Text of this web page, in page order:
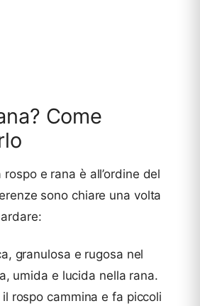
Come
e rana è all’ordine del
sono chiare una volta
granulosa e rugosa nel
umida e lucida nella rana.
il rospo cammina e fa piccoli